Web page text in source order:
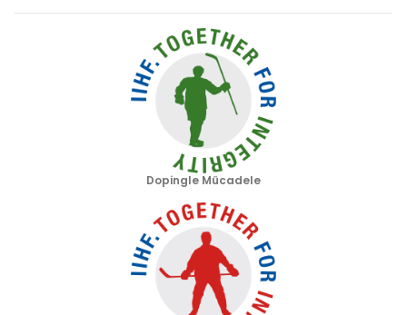
Dopingle Mücadele